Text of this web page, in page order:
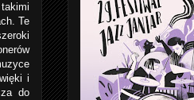
Te
i
do